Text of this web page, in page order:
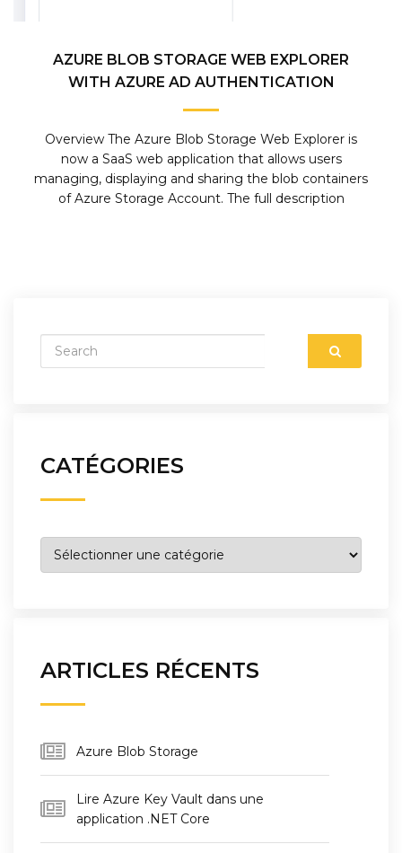
AZURE BLOB STORAGE WEB EXPLORER
WITH AZURE AD AUTHENTICATION
Overview The Azure Blob Storage Web Explorer is
now a SaaS web application that allows users
managing, displaying and sharing the blob containers
of Azure Storage Account. The full description
CATÉGORIES
Catégories
ARTICLES RÉCENTS
Azure Blob Storage
Lire Azure Key Vault dans une
application .NET Core